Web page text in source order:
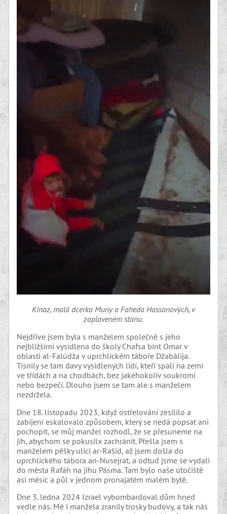
Kinaz, malá dcerka Muny a Faheda Hassanových, v
zaplaveném stanu.
Nejdříve jsem byla s manželem společně s jeho
nejbližšími vysídlena do školy Chafsa bint Omar v
oblasti al-Falúdža v uprchlickém táboře Džabálija.
Tísnily se tam davy vysídlených lidí, kteří spali na zemi
ve třídách a na chodbách, bez jakéhokoliv soukromí
nebo bezpečí. Dlouho jsem se tam ale s manželem
nezdržela.
Dne 18. listopadu 2023, když ostřelování zesílilo a
zabíjení eskalovalo způsobem, který se nedá popsat ani
pochopit, se můj manžel rozhodl, že se přesuneme na
jih, abychom se pokusilx zachránit. Přešla jsem s
manželem pěšky ulici ar-Rašíd, až jsem došla do
uprchlického tábora an-Nusejrat, a odtud jsme se vydali
do města Rafáh na jihu Pásma. Tam bylo naše útočiště
asi měsíc a půl v jednom pronajatém malém bytě.
Dne 3. ledna 2024 Izrael vybombardoval dům hned
vedle nás. Mě i manžela zranily trosky budovy, a tak nás